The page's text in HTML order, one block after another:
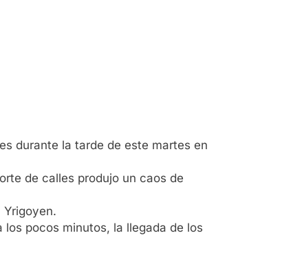
durante la tarde de este martes en
de calles produjo un caos de
pocos minutos, la llegada de los